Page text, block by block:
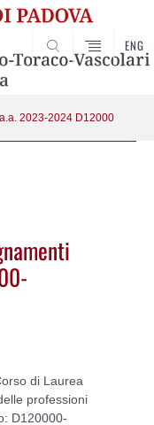
SEARCH
ENG
2023-2024 D120000-
di Laurea
professioni
D120000-